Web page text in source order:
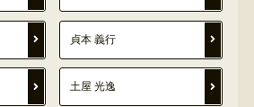
貞本 義行
土屋 光逸